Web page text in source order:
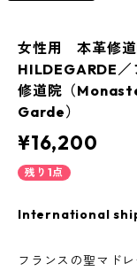
女性用 本革修道
HILDEGARDE／
修道院（
Garde）
¥16,200
残り1点
International
フランスの聖マド